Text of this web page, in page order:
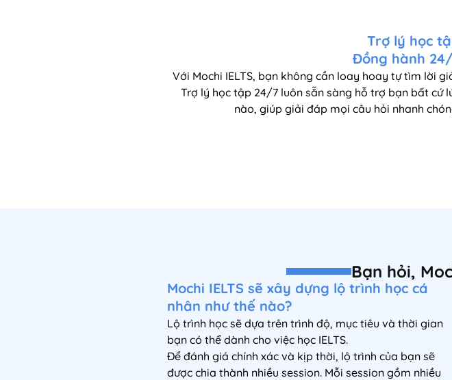
Trợ lý học
Đồng hành
Với Mochi IELTS, bạn không cần loay hoay tự tìm lời
Trợ lý học tập 24/7 luôn sẵn sàng hỗ trợ bạn bất cứ
nào, giúp giải đáp mọi câu hỏi nhanh
Bạn hỏi,
Mochi IELTS sẽ xây dựng lộ trình học cá
nhân như thế nào?
Lộ trình học sẽ dựa trên trình độ, mục tiêu và thời gian
bạn có thể dành cho việc học IELTS.
Để đánh giá chính xác và kịp thời, lộ trình của bạn sẽ
được chia thành nhiều session. Mỗi session gồm nhiều